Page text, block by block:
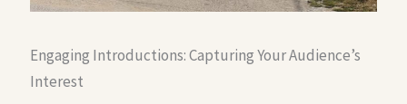
Engaging Introductions: Capturing Your Audience’s
Interest